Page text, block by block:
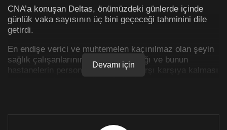
CNA’a konuşan Deltas, önümüzdeki günlerde içinde
günlük vaka sayısının üç bini geçeceği tahminini dile
getirdi.
En endişe verici ve muhtemelen kaçınılmaz olan şeyin
sağlık çalışanlarının da hastalanacağı ve bunun
hastanelerin personel eksikliği ile karşı karşıya kalması
Devamı için